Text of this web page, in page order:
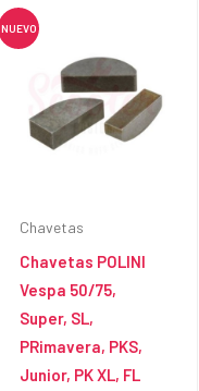
NUEVO
Chavetas
Chavetas POLINI
Vespa 50/75,
Super, SL,
PRimavera, PKS,
Junior, PK XL, FL